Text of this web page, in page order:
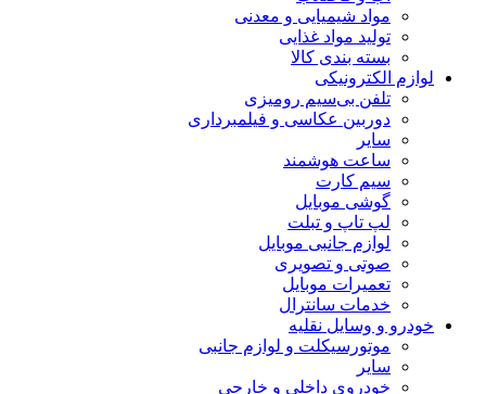
مواد شیمیایی و معدنی
تولید مواد غذایی
بسته بندی کالا
لوازم الکترونیکی
تلفن بی‌سیم رومیزی
دوربین عکاسی و فیلمبرداری
سایر
ساعت هوشمند
سیم کارت
گوشی موبایل
لپ تاپ و تبلت
لوازم جانبی موبایل
صوتی و تصویری
تعمیرات موبایل
خدمات سانترال
خودرو و وسایل نقلیه
موتورسیکلت و لوازم جانبی
سایر
خودروی داخلی و خارجی